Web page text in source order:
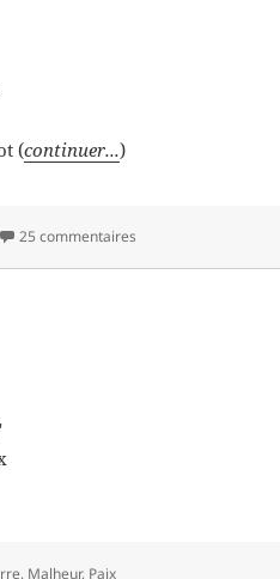
(continuer...)
25 commentaires
, Malheur, Paix